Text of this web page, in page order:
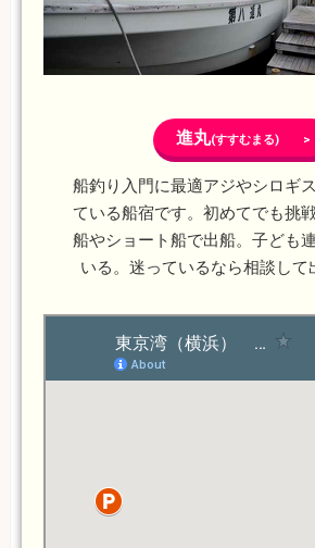
進丸(すすむまる) >
船釣り入門に最適アジやシロギ
ている船宿です。初めてでも挑
船やショート船で出船。子ども
いる。迷っているなら相談して